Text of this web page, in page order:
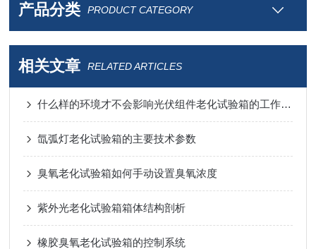
产品分类 PRODUCT CATEGORY
相关文章 RELATED ARTICLES
什么样的环境才不会影响光伏组件老化试验箱的工作效率？
氙弧灯老化试验箱的主要技术参数
臭氧老化试验箱如何手动设置臭氧浓度
紫外光老化试验箱箱体结构剖析
橡胶臭氧老化试验箱的控制系统